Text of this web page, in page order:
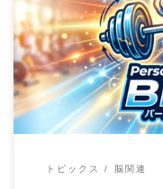
こんにちは。町田のパ
太朗です。 「最近、階
トピックス 脳関連